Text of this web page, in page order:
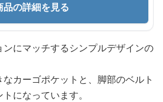
品の詳細を見る
にマッチするシンプルデザインの
カーゴポケットと、脚部のベルト
になっています。